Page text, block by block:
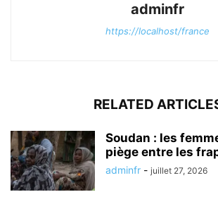
adminfr
https://localhost/france
RELATED
Soudan : les
piège entre les
adminfr - juillet 27, 2026